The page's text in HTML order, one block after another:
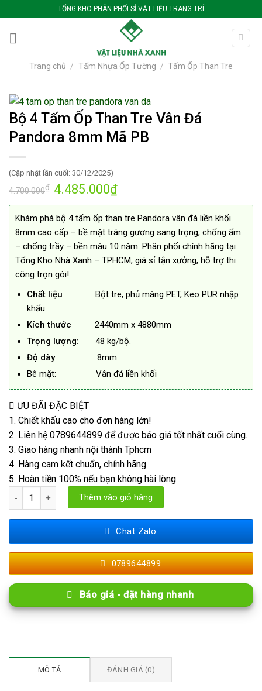
qua
nội
TỔNG KHO PHÂN PHỐI SỈ VẬT LIỆU TRANG TRÍ
Trang chủ / Tấm Nhựa Ốp Tường / Tấm Ốp Than Tre
Bộ 4 Tấm Ốp Than Tre Vân Đá
Pandora 8mm Mã PB
(Cập nhật lần cuối: 30/12/2025)
4.700.000₫ Giá
gốc
là:
4.700.000₫.
4.485.000₫Giá
tại
4.485.000₫.
Khám phá bộ 4 tấm ốp than tre Pandora vân đá liền khối
8mm cao cấp – bề mặt tráng gương sang trọng, chống ẩm
– chống trầy – bền màu 10 năm. Phân phối chính hãng tại
Tổng Kho Nhà Xanh – TPHCM, giá sỉ tận xưởng, hỗ trợ thi
công trọn gói!
Chất liệu
Bột tre, phủ màng PET, Keo PUR nhập
khẩu
Kích thước
2440mm x 4880mm
Trọng lượng: 48 kg/bộ.
Độ dày
8mm
Bê mặt: Vân đá liền khối
ƯU ĐÃI ĐẶC BIỆT
1. Chiết khấu cao cho đơn hàng lớn!
2. Liên hệ 0789644899 để được báo giá tốt nhất cuối cùng.
3. Giao hàng nhanh nội thành Tphcm
4. Hàng cam kết chuẩn, chính hãng.
5. Hoàn tiền 100% nếu bạn không hài lòng
Bộ 4 Tấm Ốp Than Tre Vân Đá Pandora 8mm Mã PB số lượng
Thêm vào giỏ hàng
Chat Zalo
0789644899
Báo giá - đặt hàng nhanh
MÔ TẢ ĐÁNH GIÁ (0)